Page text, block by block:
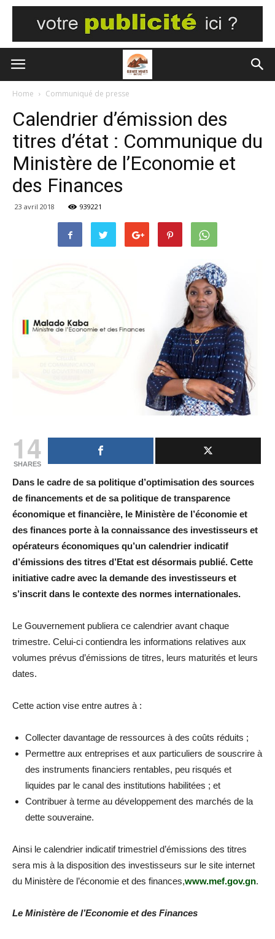
Home Communiqué de presse
Calendrier d’émission des
titres d’état : Communique du
Ministère de l’Economie et
des Finances
23 avril 2018 939221
14
SHARES
Dans le cadre de sa politique d’optimisation des sources
de financements et de sa politique de transparence
économique et financière, le Ministère de l’économie et
des finances porte à la connaissance des investisseurs et
opérateurs économiques qu’un calendrier indicatif
d’émissions des titres d’Etat est désormais publié. Cette
initiative cadre avec la demande des investisseurs et
s’inscrit dans le contexte des normes internationales.
Le Gouvernement publiera ce calendrier avant chaque
trimestre. Celui-ci contiendra les informations relatives aux
volumes prévus d’émissions de titres, leurs maturités et leurs
dates.
Cette action vise entre autres à :
Collecter davantage de ressources à des coûts réduits ;
Permettre aux entreprises et aux particuliers de souscrire à
des instruments financiers rentables, peu risqués et
liquides par le canal des institutions habilitées ; et
Contribuer à terme au développement des marchés de la
dette souveraine.
Ainsi le calendrier indicatif trimestriel d’émissions des titres
sera mis à la disposition des investisseurs sur le site internet
du Ministère de l’économie et des finances,www.mef.gov.gn.
Le Ministère de l’Economie et des Finances